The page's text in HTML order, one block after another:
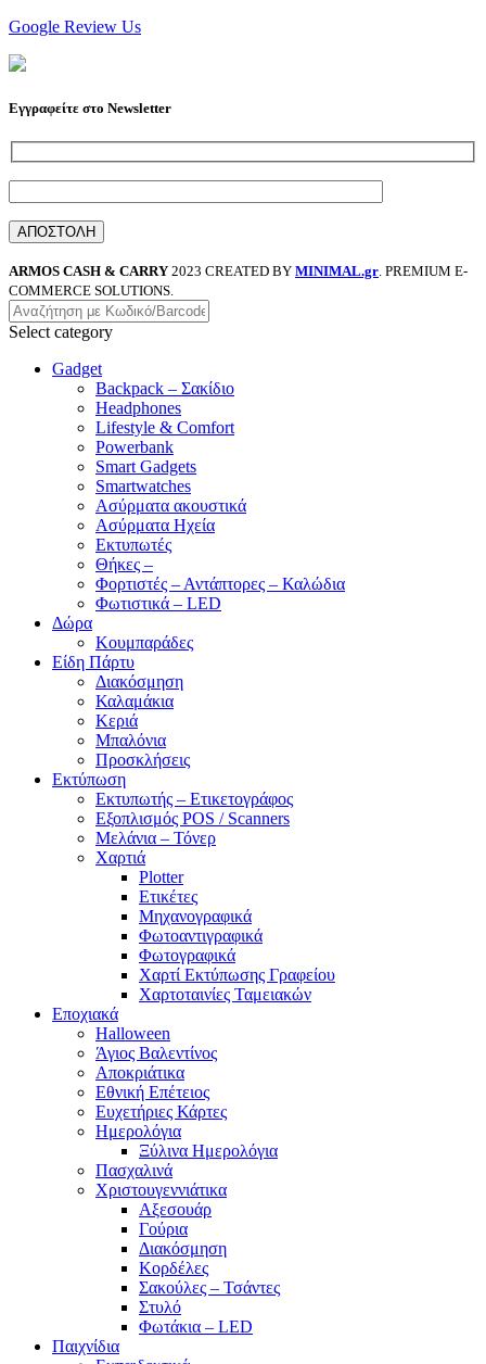
Google Review Us
Εγγραφείτε στο Newsletter
ARMOS CASH & CARRY 2023 CREATED BY MINIMAL.gr . PREMIUM E-
COMMERCE SOLUTIONS.
Select category
Gadget
Backpack – Σακίδιο
Headphones
Lifestyle & Comfort
Powerbank
Smart Gadgets
Smartwatches
Ασύρματα ακουστικά
Ασύρματα Ηχεία
Εκτυπωτές
Θήκες –
Φορτιστές – Αντάπτορες – Καλώδια
Φωτιστικά – LED
Δώρα
Κουμπαράδες
Είδη Πάρτυ
Διακόσμηση
Καλαμάκια
Κεριά
Μπαλόνια
Προσκλήσεις
Εκτύπωση
Εκτυπωτής – Ετικετογράφος
Εξοπλισμός POS / Scanners
Μελάνια – Τόνερ
Χαρτιά
Plotter
Ετικέτες
Μηχανογραφικά
Φωτοαντιγραφικά
Φωτογραφικά
Χαρτί Εκτύπωσης Γραφείου
Χαρτοταινίες Ταμειακών
Εποχιακά
Halloween
Άγιος Βαλεντίνος
Αποκριάτικα
Εθνική Επέτειος
Ευχετήριες Κάρτες
Ημερολόγια
Ξύλινα Ημερολόγια
Πασχαλινά
Χριστουγεννιάτικα
Αξεσουάρ
Γούρια
Διακόσμηση
Κορδέλες
Σακούλες – Τσάντες
Στυλό
Φωτάκια – LED
Παιχνίδια